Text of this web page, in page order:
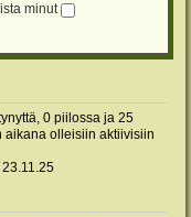
minut
0 piilossa ja 25
aikana olleisiin aktiivisiin